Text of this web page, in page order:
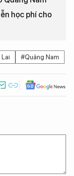
học phí cho
Lai #Quảng Nam